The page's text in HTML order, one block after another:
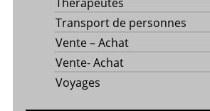
Transport de personnes
Vente – Achat
Vente- Achat
Voyages